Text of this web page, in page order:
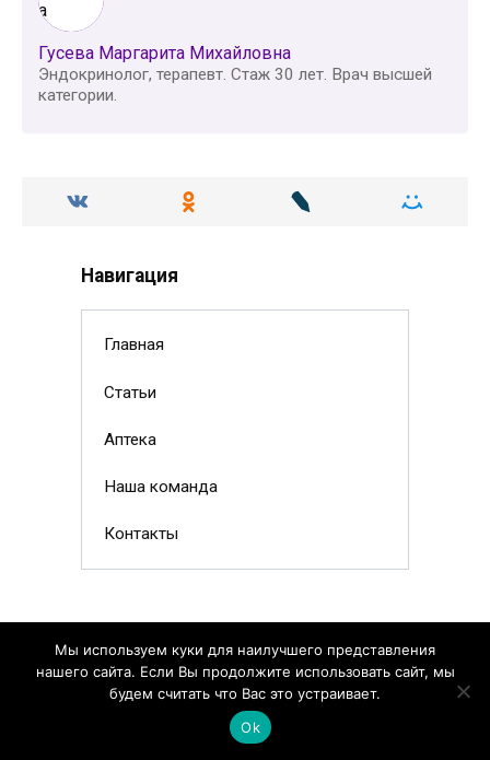
Гусева Маргарита Михайловна
Эндокринолог, терапевт. Стаж 30 лет. Врач высшей
категории.
Навигация
Главная
Статьи
Аптека
Наша команда
Контакты
Мы используем куки для наилучшего представления
нашего сайта. Если Вы продолжите использовать сайт, мы
будем считать что Вас это устраивает.
Ok